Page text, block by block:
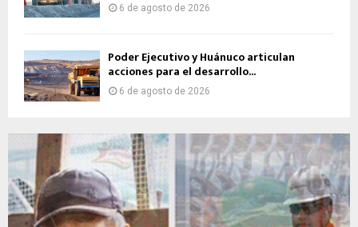
6 de agosto de 2026
Poder Ejecutivo y Huánuco articulan
acciones para el desarrollo...
6 de agosto de 2026